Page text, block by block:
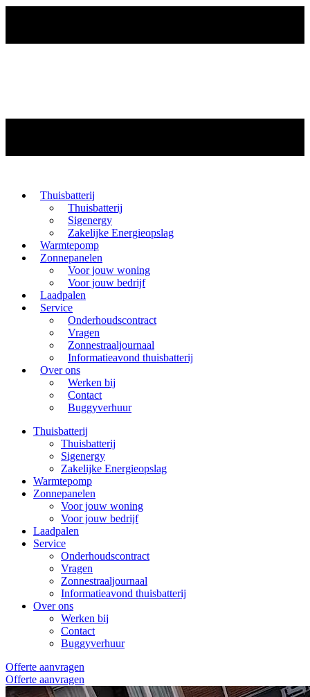
Thuisbatterij
Thuisbatterij
Sigenergy
Zakelijke Energieopslag
Warmtepomp
Zonnepanelen
Voor jouw woning
Voor jouw bedrijf
Laadpalen
Service
Onderhoudscontract
Vragen
Zonnestraaljournaal
Informatieavond thuisbatterij
Over ons
Werken bij
Contact
Buggyverhuur
Thuisbatterij
Thuisbatterij
Sigenergy
Zakelijke Energieopslag
Warmtepomp
Zonnepanelen
Voor jouw woning
Voor jouw bedrijf
Laadpalen
Service
Onderhoudscontract
Vragen
Zonnestraaljournaal
Informatieavond thuisbatterij
Over ons
Werken bij
Contact
Buggyverhuur
Offerte aanvragen
Offerte aanvragen